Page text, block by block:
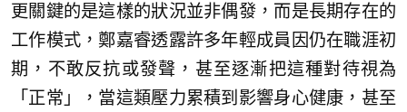
更關鍵的是這樣的狀況並非偶發，而是長期存在的
工作模式，鄭嘉睿透露許多年輕成員因仍在職涯初
期，不敢反抗或發聲，甚至逐漸把這種對待視為
「正常」，當這類壓力累積到影響身心健康，甚至